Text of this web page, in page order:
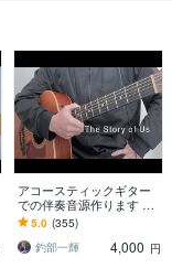
アコースティックギター
での伴奏音源作ります カ
ラオケ音源では物足りな
い人！
5.0 (355)
釣部一輝
4,000 円